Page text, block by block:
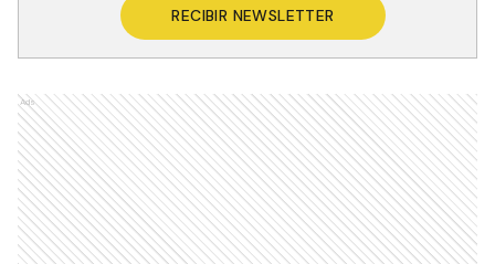
RECIBIR NEWSLETTER
Ads